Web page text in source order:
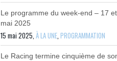
Le programme du week-end – 17
mai 2025
15 mai 2025,À LA UNE,PROGRAMMATION
Le Racing termine cinquième de